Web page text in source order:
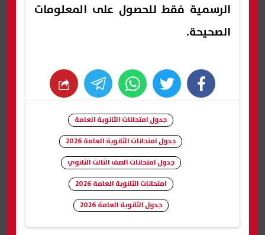
الرسمية فقط للحصول على المعلومات
الصحيحة.
facebook
twitter
whats
جدول امتحانات الثانوية العامة
جدول امتحانات الثانوية العامة 2026
جدول امتحانات الصف الثالث الثانوي
امتحانات الثانوية العامة 2026
جدول الثانوية العامة 2026